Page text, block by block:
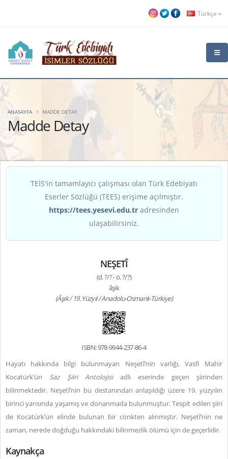
Türkçe
Madde Detay
ANASAYFA MADDE DETAY
TEİS'in tamamlayıcı çalışması olan Türk Edebiyatı
Eserler Sözlüğü (TEES) erişime açılmıştır.
https://tees.yesevi.edu.tr adresinden
ulaşabilirsiniz.
NEŞETÎ
(d. ?/? - ö. ?/?)
âşık
(Âşık / 19. Yüzyıl / Anadolu-Osmanlı-Türkiye)
ISBN: 978-9944-237-86-4
Hayatı hakkında bilgi bulunmayan Neşetî’nin varlığı, Vasfi Mahir
Kocatürk’ün Saz Şiiri Antolojisiadlı eserinde geçen şiirinden
bilinmektedir. Neşetî’nin bu destanından anlaşıldığı üzere 19. yüzyılın
birinci yarısında yaşamış ve donanmada bulunmuştur. Tespit edilen şiiri
de Kocatürk’ün elinde bulunan bir cönkten alınmıştır. Neşetî’nin ne
zaman, nerede doğduğu hakkındaki bilinmezlik ölümü için de geçerlidir.
Kaynakça